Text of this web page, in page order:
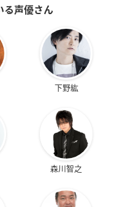
る声優さん
下野紘
森川智之